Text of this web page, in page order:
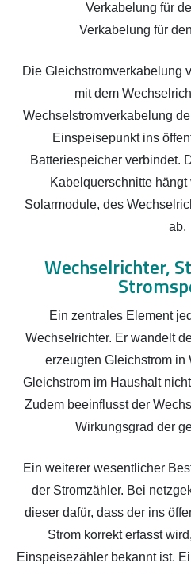
Verkabelung für
Verkabelung für
Die Gleichstromverkabelung
mit dem
Wechselstromverkabelung
Einspeisepunkt ins
Batteriespeicher verbindet.
Kabelquerschnitte
Solarmodule, des
ab.
Wechselrichter,
Ein zentrales Element
Wechselrichter. Er wandelt
erzeugten Gleichstrom in
Gleichstrom im Haushalt
Zudem beeinflusst der
Wirkungsgrad der
Ein weiterer wesentlicher
der Stromzähler. Bei
dieser dafür, dass der ins
Strom korrekt erfasst
Einspeisezähler bekannt ist.